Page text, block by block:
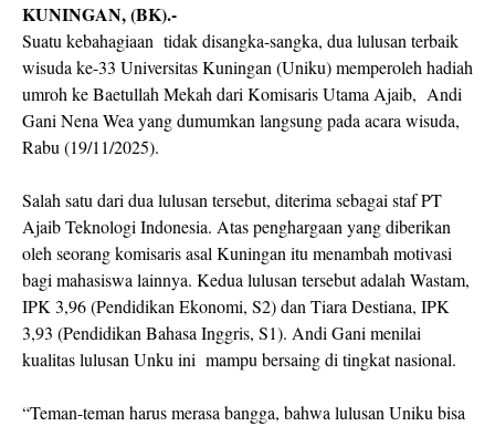
KUNINGAN, (BK).-
Suatu kebahagiaan tidak disangka-sangka, dua lulusan terbaik
wisuda ke-33 Universitas Kuningan (Uniku) memperoleh hadiah
umroh ke Baetullah Mekah dari Komisaris Utama Ajaib, Andi
Gani Nena Wea yang dumumkan langsung pada acara wisuda,
Rabu (19/11/2025).
Salah satu dari dua lulusan tersebut, diterima sebagai staf PT
Ajaib Teknologi Indonesia. Atas penghargaan yang diberikan
oleh seorang komisaris asal Kuningan itu menambah motivasi
bagi mahasiswa lainnya. Kedua lulusan tersebut adalah Wastam,
IPK 3,96 (Pendidikan Ekonomi, S2) dan Tiara Destiana, IPK
3,93 (Pendidikan Bahasa Inggris, S1). Andi Gani menilai
kualitas lulusan Unku ini mampu bersaing di tingkat nasional.
“Teman-teman harus merasa bangga, bahwa lulusan Uniku bisa